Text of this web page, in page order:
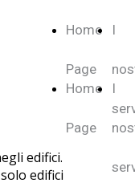
Home
Page
I
Home
Page
I